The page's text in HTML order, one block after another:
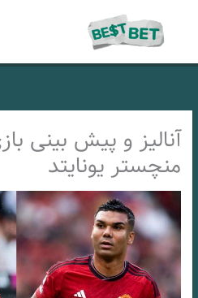
آنالیز و پیش بینی
منچستر یونایتد